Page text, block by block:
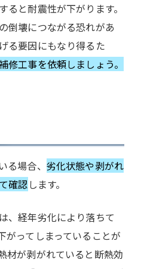
ると耐震性が下がります。
倒壊につながる恐れがあ
る要因にもなり得るた
修工事を依頼しましょう。
る場合、 劣化状態や剥がれ
確認します。
、経年劣化により落ちて
がってしまっていることが
材が剥がれていると断熱効